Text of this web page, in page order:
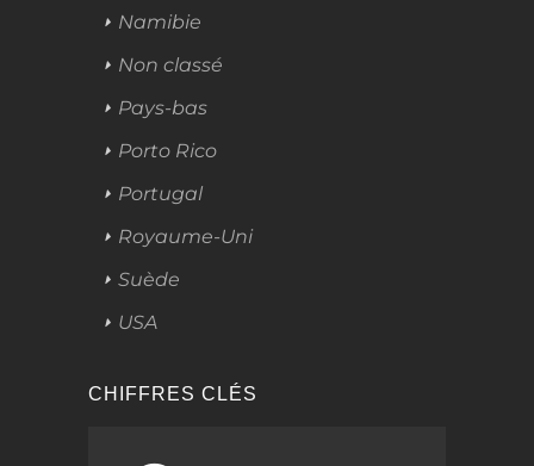
Namibie
Non classé
Pays-bas
Porto Rico
Portugal
Royaume-Uni
Suède
USA
CHIFFRES CLÉS